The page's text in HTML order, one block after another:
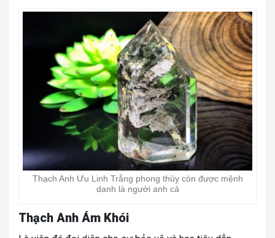
Thạch Anh Ưu Linh Trắng phong thủy còn được mệnh
danh là người anh cả
Thạch Anh Ám Khói